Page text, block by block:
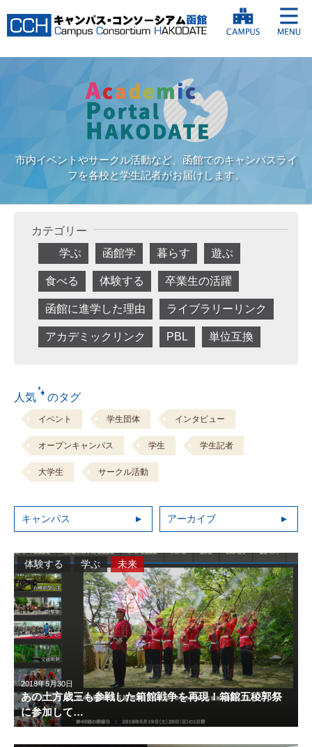
市内イベントやサークル活動など、函館でのキャンパスライ
フを各校と学生記者がお届けします。
カテゴリー
学ぶ
函館学 暮らす 遊ぶ
食べる 体験する 卒業生の活躍
函館に進学した理由 ライブラリーリンク
アカデミックリンク PBL 単位互換
人気 のタグ
イベント 学生団体 インタビュー
オープンキャンパス 学生 学生記者
大学生 サークル活動
キャンパス アーカイブ
2018年5月30日
あの土方歳三も参戦した箱館戦争を再現！箱館五稜郭祭
に参加して…
体験する 学ぶ 未来